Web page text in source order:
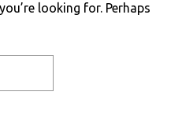
looking for. Perhaps